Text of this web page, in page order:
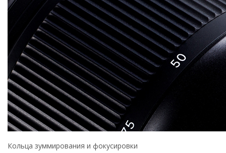
Кольца зуммирования и фокусировки